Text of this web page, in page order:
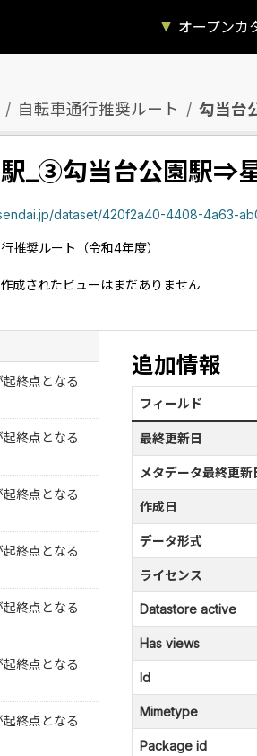
オープンカ
自転車通行推奨ルート 勾当台
_③勾当台公園駅⇒
dataset/420f2a40-4408-4a63-ab01-
推奨ルート（令和4年度）
成されたビューはまだありません
終点となる
終点となる
終点となる
終点となる
終点となる
終点となる
終点となる
追加情報
フィールド
最終更新日
メタデータ最終更新
作成日
データ形式
ライセンス
Datastore active
Has views
Id
Mimetype
Package id